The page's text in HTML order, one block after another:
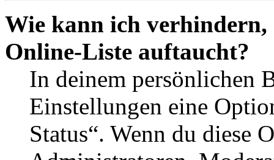
Wie kann ich verhindern,
Online-Liste auftaucht?
In deinem persönlichen
Einstellungen eine
Status“. Wenn du diese